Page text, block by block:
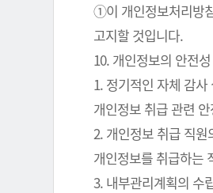
①이 개인정보처리방
고지할 것입니다.
10. 개인정보의 안전
1. 정기적인 자체 감사
개인정보 취급 관련
2. 개인정보 취급 직
개인정보를 취급하는
3. 내부관리계획의 수